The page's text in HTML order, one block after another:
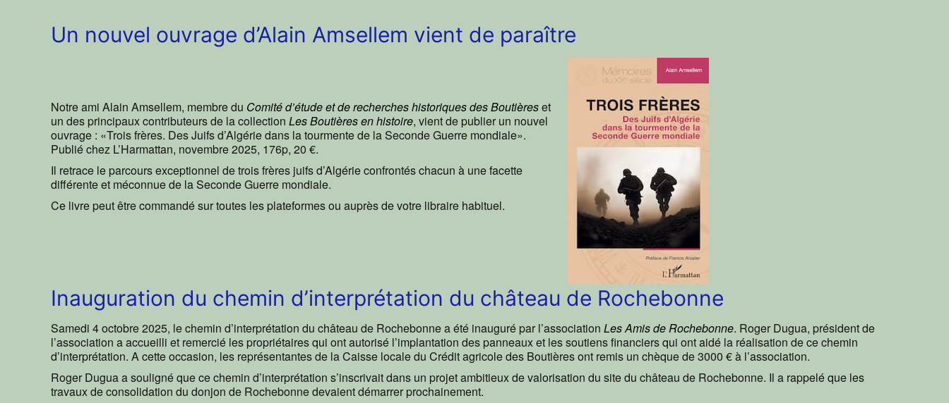
Un nouvel ouvrage d’Alain Amsellem vient de paraître
Notre ami Alain Amsellem, membre du Comité d’étude et de recherches historiques des Boutièreset
un des principaux contributeurs de la collection Les Boutières en histoire, vient de publier un nouvel
ouvrage : «Trois frères. Des Juifs d’Algérie dans la tourmente de la Seconde Guerre mondiale».
Publié chez L’Harmattan, novembre 2025, 176p, 20 €.
Il retrace le parcours exceptionnel de trois frères juifs d’Algérie confrontés chacun à une facette
différente et méconnue de la Seconde Guerre mondiale.
Ce livre peut être commandé sur toutes les plateformes ou auprès de votre libraire habituel.
Inauguration du chemin d’interprétation du château de Rochebonne
Samedi 4 octobre 2025, le chemin d’interprétation du château de Rochebonne a été inauguré par l’association Les Amis de Rochebonne. Roger Dugua, président de
l’association a accueilli et remercié les propriétaires qui ont autorisé l’implantation des panneaux et les soutiens financiers qui ont aidé la réalisation de ce chemin
d’interprétation. A cette occasion, les représentantes de la Caisse locale du Crédit agricole des Boutières ont remis un chèque de 3000 € à l’association.
Roger Dugua a souligné que ce chemin d’interprétation s’inscrivait dans un projet ambitieux de valorisation du site du château de Rochebonne. Il a rappelé que les
travaux de consolidation du donjon de Rochebonne devaient démarrer prochainement.